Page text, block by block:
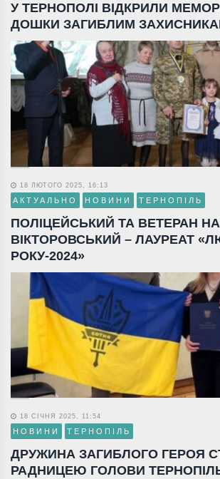
У ТЕРНОПОЛІ ВІДКРИЛИ
ДОШКИ ЗАГИБЛИМ
18 ЛЮТОГО 2025, 16:13
АКТУАЛЬНО НОВИНИ ТЕРНОПІЛЬ
ПОЛІЦЕЙСЬКИЙ ТА ВЕТЕРАН
ВІКТОРОВСЬКИЙ – ЛАУРЕАТ
РОКУ-2024»
18 СІЧНЯ 2025, 11:54
НОВИНИ ТЕРНОПІЛЬ
ДРУЖИНА ЗАГИБЛОГО ГЕРОЯ
РАДНИЦЕЮ ГОЛОВИ